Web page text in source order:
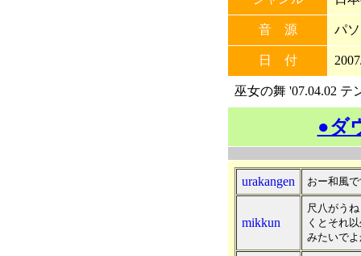
音 源 パ
日 付
巫女の舞 '07.04.02 テ
●ダ
urakangen おー和風
mikkun
尺八がう
くとそれ
みたいで